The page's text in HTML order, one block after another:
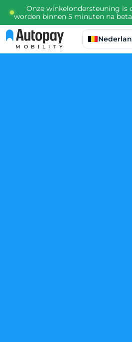
Onze winkelondersteuning is
worden binnen 5 minuten na
MOBILITY
Taal